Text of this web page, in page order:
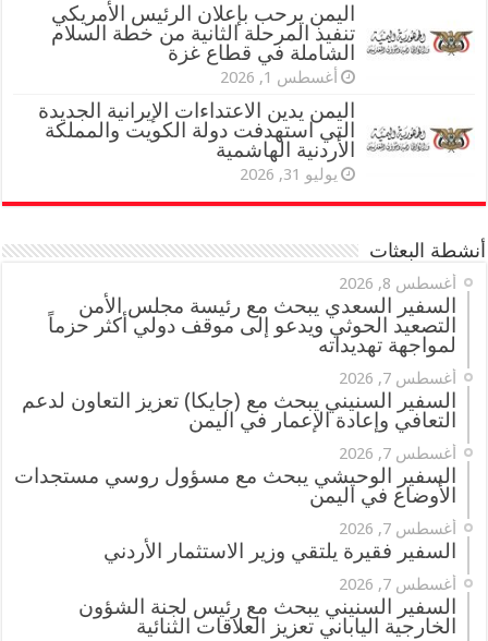
اليمن يرحب بإعلان الرئيس الأمريكي
تنفيذ المرحلة الثانية من خطة السلام
الشاملة في قطاع غزة
أغسطس 1, 2026
اليمن يدين الاعتداءات الإيرانية الجديدة
التي استهدفت دولة الكويت والمملكة
الأردنية الهاشمية
يوليو 31, 2026
أنشطة البعثات
أغسطس 8, 2026
السفير السعدي يبحث مع رئيسة مجلس الأمن
التصعيد الحوثي ويدعو إلى موقف دولي أكثر حزماً
لمواجهة تهديداته
أغسطس 7, 2026
السفير السنيني يبحث مع (جايكا) تعزيز التعاون لدعم
التعافي وإعادة الإعمار في اليمن
أغسطس 7, 2026
السفير الوحيشي يبحث مع مسؤول روسي مستجدات
الأوضاع في اليمن
أغسطس 7, 2026
السفير فقيرة يلتقي وزير الاستثمار الأردني
أغسطس 7, 2026
السفير السنيني يبحث مع رئيس لجنة الشؤون
الخارجية الياباني تعزيز العلاقات الثنائية